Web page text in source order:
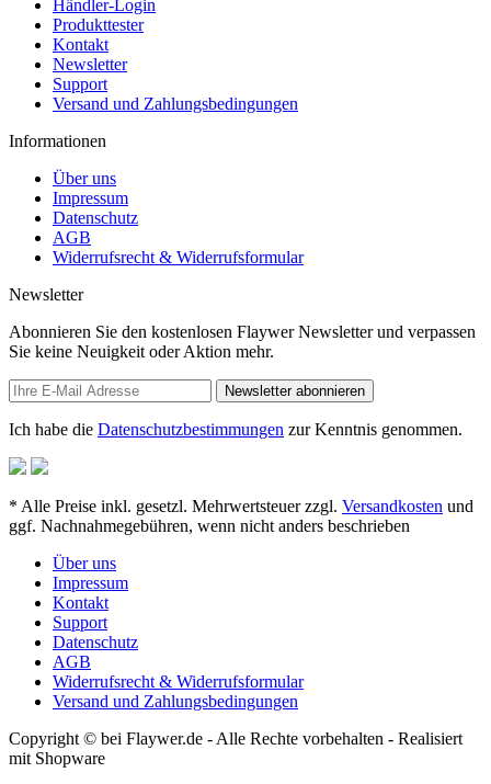
Händler-Login
Produkttester
Kontakt
Newsletter
Support
Versand und Zahlungsbedingungen
Informationen
Über uns
Impressum
Datenschutz
AGB
Widerrufsrecht & Widerrufsformular
Newsletter
Abonnieren Sie den kostenlosen Flaywer Newsletter und verpassen
Sie keine Neuigkeit oder Aktion mehr.
Newsletter abonnieren
Ich habe die Datenschutzbestimmungen zur Kenntnis genommen.
* Alle Preise inkl. gesetzl. Mehrwertsteuer zzgl. Versandkosten und
ggf. Nachnahmegebühren, wenn nicht anders beschrieben
Über uns
Impressum
Kontakt
Support
Datenschutz
AGB
Widerrufsrecht & Widerrufsformular
Versand und Zahlungsbedingungen
Copyright © bei Flaywer.de - Alle Rechte vorbehalten - Realisiert
mit Shopware